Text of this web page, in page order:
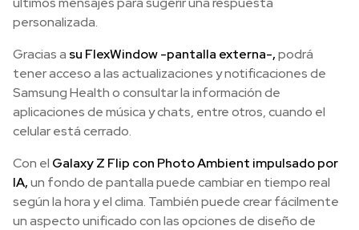
personalizada.
Gracias a su FlexWindow -pantalla externa-,podrá
tener acceso a las actualizaciones y notificaciones de
Samsung Health o consultar la información de
aplicaciones de música y chats, entre otros, cuando el
celular está cerrado.
Con el Galaxy Z Flip con Photo Ambient impulsado por
IA,un fondo de pantalla puede cambiar en tiempo real
según la hora y el clima. También puede crear fácilmente
un aspecto unificado con las opciones de diseño de